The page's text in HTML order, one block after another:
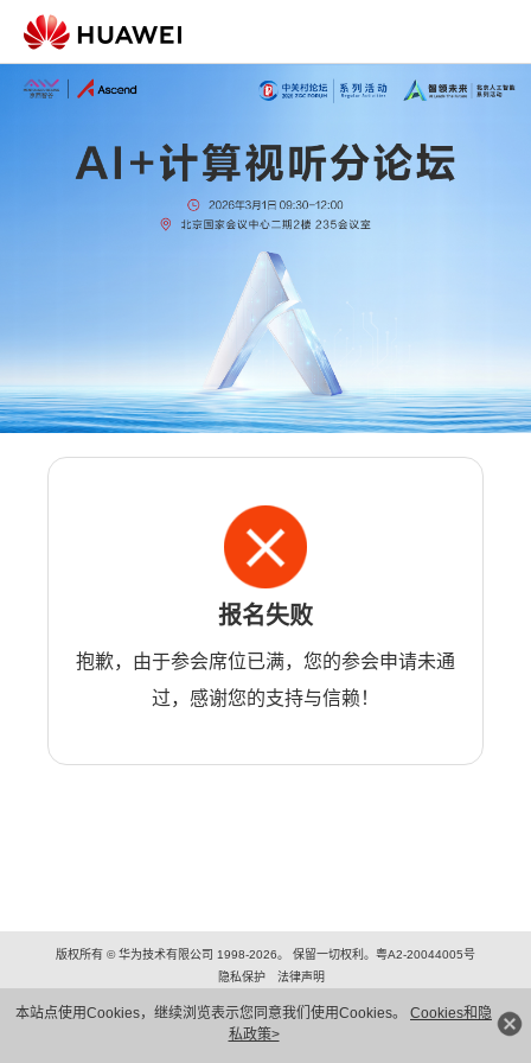
本站点使用Cookies，继续浏览表示您同意我们使用Cookies。 Cookies和隐
私政策>
报名失败
抱歉，由于参会席位已满，您的参会申请未通
过，感谢您的支持与信赖！
版权所有 © 华为技术有限公司 1998-2026。 保留一切权利。粤A2-20044005号
隐私保护
法律声明